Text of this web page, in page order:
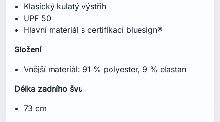
Klasický kulatý výstřih
UPF 50
Hlavní materiál s certifikací bluesign®
Složení
Vnější materiál: 91 % polyester, 9 % elastan
Délka zadního švu
73 cm